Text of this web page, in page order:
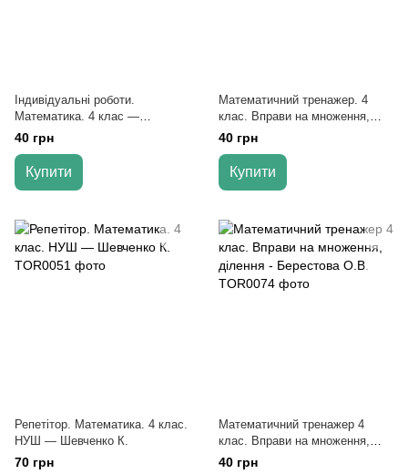
Індивідуальні роботи.
Математика. 4 клас —
Решітняк В.В.
40 грн
Купити
Математичний тренажер. 4
клас. Вправи на множення,
ділення- Берестова О.
40 грн
Купити
Репетітор. Математика. 4 клас.
НУШ — Шевченко К.
70 грн
Математичний тренажер 4
клас. Вправи на множення,
ділення - Берестова О.В.
40 грн